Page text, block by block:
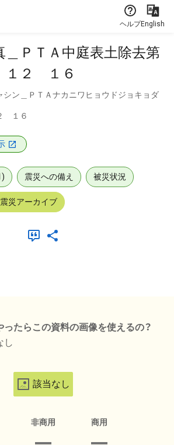
ヘルプEnglish
＿ＰＴＡ中庭表土除去第
２ １６
シン＿ＰＴＡナカニワヒョウドジョキョダ
１６
震災への備え 被災状況
災アーカイブ
ったらこの資料の画像を使えるの？
し
該当なし
非商用 商用